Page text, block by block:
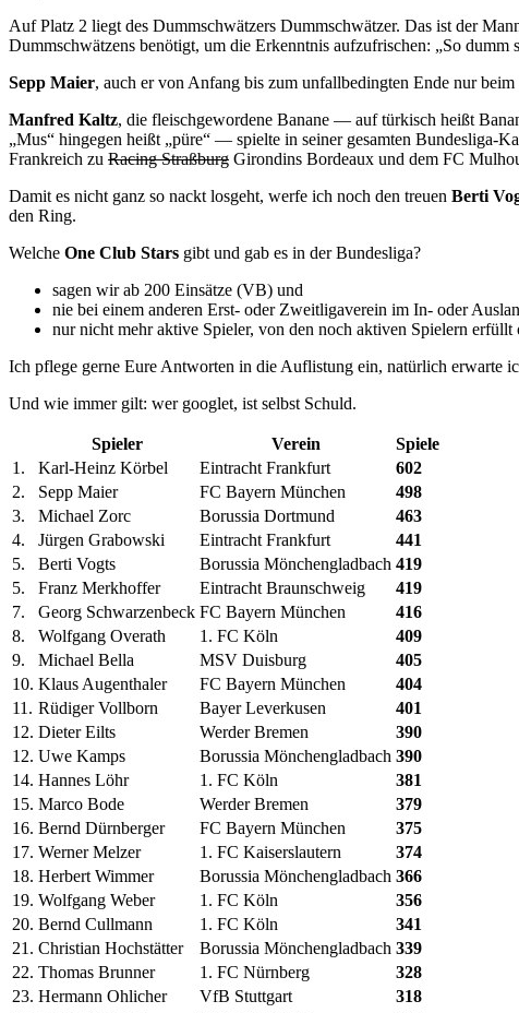
Auf Platz 2 liegt des Dummschwätzers Dummschwätzer. Das ist der
Dummschwätzens benötigt, um die Erkenntnis aufzufrischen: „So dumm
Sepp Maier, auch er von Anfang bis zum unfallbedingten Ende nur
Manfred Kaltz, die fleischgewordene Banane — auf türkisch heißt
„Mus“ hingegen heißt „püre“ — spielte in seiner gesamten Bundesliga-
Frankreich zu Racing Straßburg Girondins Bordeaux und dem FC
Damit es nicht ganz so nackt losgeht, werfe ich noch den treuen Berti
den Ring.
Welche One Club Stars gibt und gab es in der Bundesliga?
sagen wir ab 200 Einsätze (VB) und
nie bei einem anderen Erst- oder Zweitligaverein im In- oder
nur nicht mehr aktive Spieler, von den noch aktiven Spielern
Ich pflege gerne Eure Antworten in die Auflistung ein, natürlich erwarte
Und wie immer gilt: wer googlet, ist selbst Schuld.
Spieler Verein
Spiele
1.
Karl-Heinz Körbel Eintracht Frankfurt
602
2.
Sepp Maier FC Bayern München
498
3.
Michael Zorc Borussia Dortmund
463
4.
Jürgen Grabowski Eintracht Frankfurt
441
5.
Berti Vogts Borussia Mönchengladbach 419
5.
Franz Merkhoffer Eintracht Braunschweig
419
7.
Georg Schwarzenbeck FC Bayern München
416
8.
Wolfgang Overath 1. FC Köln
409
9.
Michael Bella MSV Duisburg
405
10. Klaus Augenthaler FC Bayern München
404
11. Rüdiger Vollborn Bayer Leverkusen
401
12. Dieter Eilts Werder Bremen
390
12. Uwe Kamps Borussia Mönchengladbach 390
14. Hannes Löhr 1. FC Köln
381
15. Marco Bode Werder Bremen
379
16. Bernd Dürnberger FC Bayern München
375
17. Werner Melzer 1. FC Kaiserslautern
374
18. Herbert Wimmer Borussia Mönchengladbach 366
19. Wolfgang Weber 1. FC Köln
356
20. Bernd Cullmann 1. FC Köln
341
21. Christian Hochstätter Borussia Mönchengladbach 339
22. Thomas Brunner 1. FC Nürnberg
328
23. Hermann Ohlicher VfB Stuttgart
318